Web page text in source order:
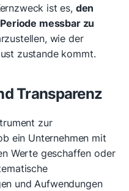
ist es, den
messbar zu
wie der
zustande kommt.
Transparenz
zur
ein Unternehmen mit
Werte geschaffen oder
und Aufwendungen